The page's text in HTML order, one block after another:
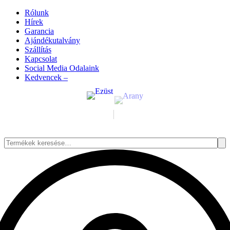
Rólunk
Hírek
Garancia
Ajándékutalvány
Szállítás
Kapcsolat
Social Media Odalaink
Kedvencek –
Keresés
következőre: